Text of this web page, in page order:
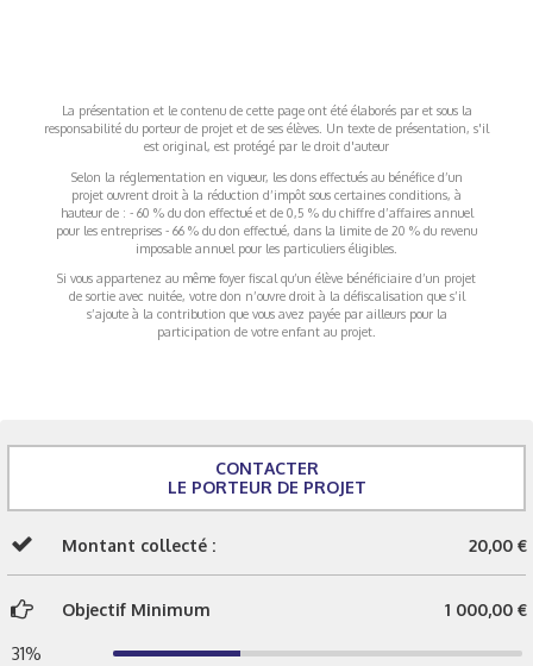
La présentation et le contenu de cette page ont été élaborés par et sous la
responsabilité du porteur de projet et de ses élèves. Un texte de présentation, s'il
est original, est protégé par le droit d'auteur
Selon la réglementation en vigueur, les dons effectués au bénéfice d’un
projet ouvrent droit à la réduction d’impôt sous certaines conditions, à
hauteur de : - 60 % du don effectué et de 0,5 % du chiffre d’affaires annuel
pour les entreprises - 66 % du don effectué, dans la limite de 20 % du revenu
imposable annuel pour les particuliers éligibles.
Si vous appartenez au même foyer fiscal qu’un élève bénéficiaire d’un projet
de sortie avec nuitée, votre don n’ouvre droit à la défiscalisation que s’il
s’ajoute à la contribution que vous avez payée par ailleurs pour la
participation de votre enfant au projet.
CONTACTER
LE PORTEUR DE PROJET
Montant collecté : 20,00 €
Objectif Minimum 1 000,00 €
31%